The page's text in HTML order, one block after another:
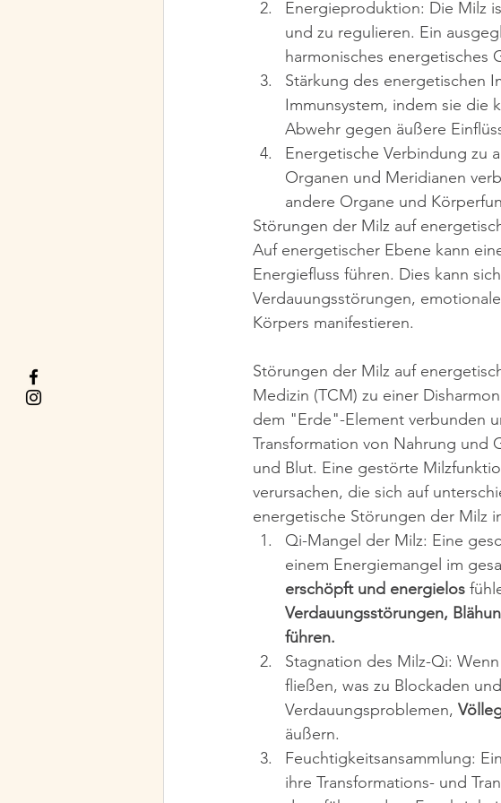
Energieproduktion: Die Milz
und zu regulieren. Ein
harmonisches energetisches
Stärkung des energetischen
Immunsystem, indem sie die
Abwehr gegen äußere
Energetische Verbindung zu
Organen und Meridianen
andere Organe und
Störungen der Milz auf
Auf energetischer Ebene kann
Energiefluss führen. Dies kann
Verdauungsstörungen,
Körpers manifestieren.
Störungen der Milz auf
Medizin (TCM) zu einer
dem "Erde"-Element verbunden
Transformation von Nahrung und
und Blut. Eine gestörte
verursachen, die sich auf
energetische Störungen der Milz
Qi-Mangel der Milz: Eine
einem Energiemangel im
erschöpft und energielos
Verdauungsstörungen,
führen.
Stagnation des Milz-Qi:
fließen, was zu Blockaden
Verdauungsproblemen,
äußern.
Feuchtigkeitsansammlung:
ihre Transformations- und